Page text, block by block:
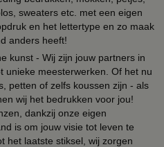
sweaters etc. met een eigen
en het lettertype en zo maak
anders heeft!
kunst - Wij zijn jouw partners in
unieke meesterwerken. Of het nu
petten of zelfs koussen zijn - als
wij het bedrukken voor jou!
dankzij onze eigen
is om jouw visie tot leven te
het laatste stiksel, wij zorgen